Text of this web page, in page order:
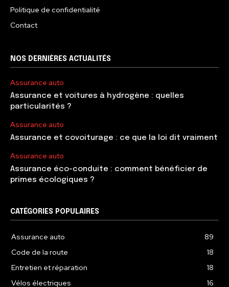
Politique de confidentialité
Contact
NOS DERNIÈRES ACTUALITÉS
Assurance auto
Assurance et voitures à hydrogène : quelles
particularités ?
Assurance auto
Assurance et covoiturage : ce que la loi dit vraiment
Assurance auto
Assurance éco-conduite : comment bénéficier de
primes écologiques ?
CATÉGORIES POPULAIRES
Assurance auto
89
Code de la route
18
Entretien et réparation
18
Vélos électriques
16